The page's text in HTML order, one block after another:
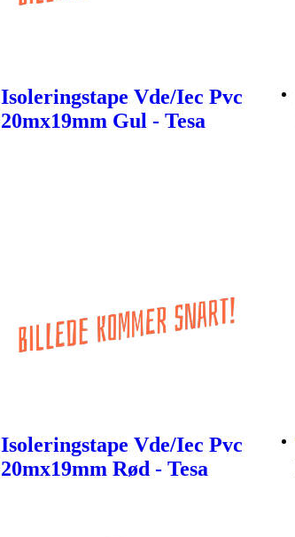
Isoleringstape Vde/Iec Pvc
20mx19mm Gul - Tesa
Isoleringstape Vde/Iec Pvc
20mx19mm Rød - Tesa